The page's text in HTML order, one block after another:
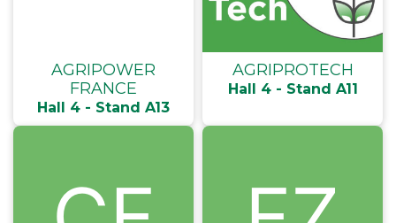
AGRIPOWER
FRANCE
Hall 4 - Stand A13
AGRIPROTECH
Hall 4 - Stand A11